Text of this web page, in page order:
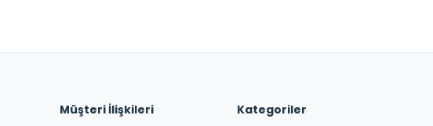
Müşteri İlişkileri Kategoriler